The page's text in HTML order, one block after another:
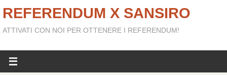
REFERENDUM X SANSIRO
ATTIVATI CON NOI PER OTTENERE I REFERENDUM!